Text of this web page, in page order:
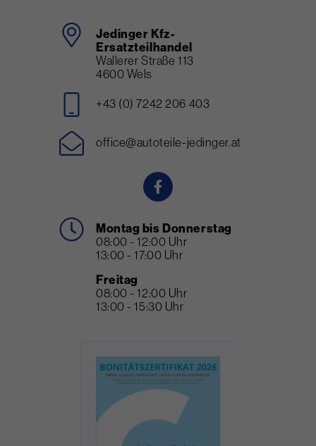
Jedinger Kfz-
Ersatzteilhandel
Wallerer Straße 113
4600 Wels
+43 (0) 7242 206 403
office@autoteile-jedinger.at
Montag bis Donnerstag
08:00 - 12:00 Uhr
13:00 - 17:00 Uhr
Freitag
08:00 - 12:00 Uhr
13:00 - 15:30 Uhr